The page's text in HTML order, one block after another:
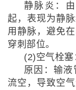
静脉炎：
起，表现为静
用静脉，避免
穿刺部位。
(2)空气栓塞
原因：输
流空，导致空